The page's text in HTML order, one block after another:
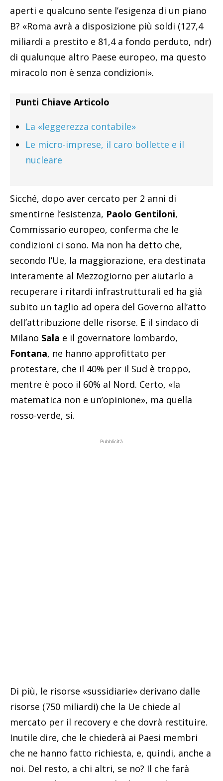
aperti e qualcuno sente l’esigenza di un piano
B? «Roma avrà a disposizione più soldi (127,4
miliardi a prestito e 81,4 a fondo perduto, ndr)
di qualunque altro Paese europeo, ma questo
miracolo non è senza condizioni».
Punti Chiave Articolo
La «leggerezza contabile»
Le micro-imprese, il caro bollette e il
nucleare
Sicché, dopo aver cercato per 2 anni di
smentirne l’esistenza, Paolo Gentiloni,
Commissario europeo, conferma che le
condizioni ci sono. Ma non ha detto che,
secondo l’Ue, la maggiorazione, era destinata
interamente al Mezzogiorno per aiutarlo a
recuperare i ritardi infrastrutturali ed ha già
subito un taglio ad opera del Governo all’atto
dell’attribuzione delle risorse. E il sindaco di
Milano Sala e il governatore lombardo,
Fontana, ne hanno approfittato per
protestare, che il 40% per il Sud è troppo,
mentre è poco il 60% al Nord. Certo, «la
matematica non e un’opinione», ma quella
rosso-verde, si.
Pubblicità
Di più, le risorse «sussidiarie» derivano dalle
risorse (750 miliardi) che la Ue chiede al
mercato per il recovery e che dovrà restituire.
Inutile dire, che le chiederà ai Paesi membri
che ne hanno fatto richiesta, e, quindi, anche a
noi. Del resto, a chi altri, se no? Il che farà